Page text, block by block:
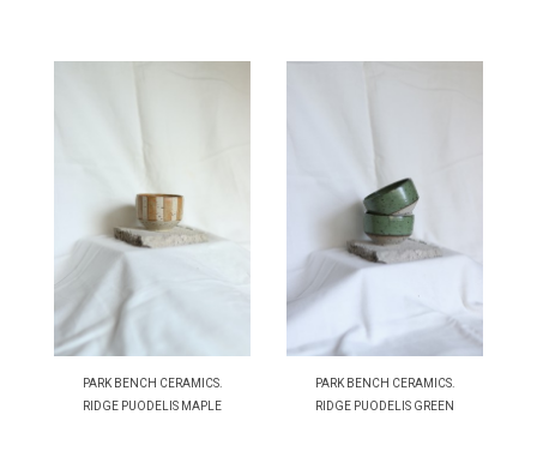
PARK BENCH CERAMICS.
RIDGE PUODELIS MAPLE
PARK BENCH CERAMICS.
RIDGE PUODELIS GREEN